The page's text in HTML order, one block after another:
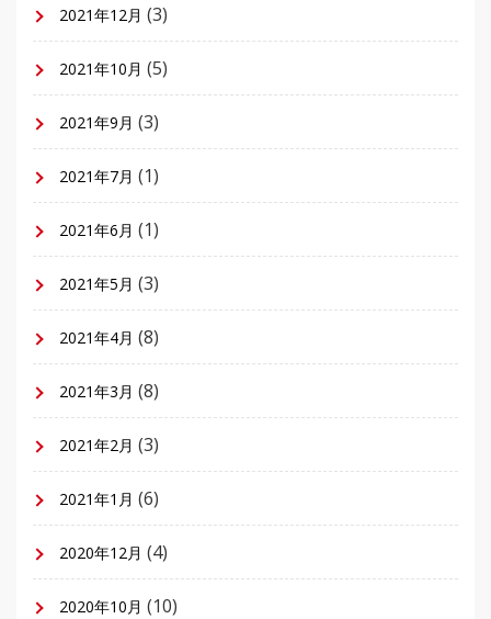
2021年12月 (3)
2021年10月 (5)
2021年9月 (3)
2021年7月 (1)
2021年6月 (1)
2021年5月 (3)
2021年4月 (8)
2021年3月 (8)
2021年2月 (3)
2021年1月 (6)
2020年12月 (4)
2020年10月 (10)